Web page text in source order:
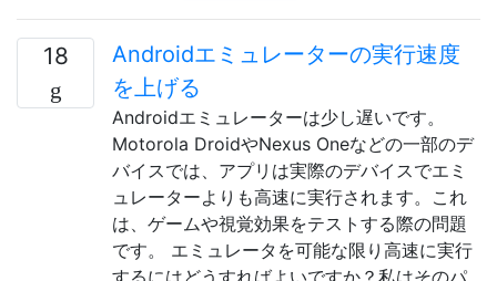
18
Androidエミュレーターの実行速度
を上げる
Androidエミュレーターは少し遅いです。
Motorola DroidやNexus Oneなどの一部のデ
バイスでは、アプリは実際のデバイスでエミ
ュレーターよりも高速に実行されます。これ
は、ゲームや視覚効果をテストする際の問題
です。 エミュレータを可能な限り高速に実行
するにはどうすればよいですか？私はそのパ